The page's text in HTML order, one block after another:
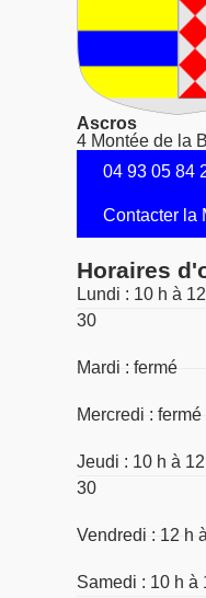
Ascros
4 Montée de la
04 93 05 84
Contacter la
Horaires
Lundi : 10 h à
30
Mardi : fermé
Mercredi : fermé
Jeudi : 10 h à
30
Vendredi : 12 h
Samedi : 10 h à